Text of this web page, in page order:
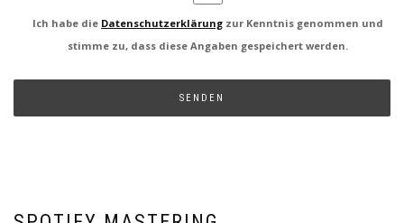
Ich habe die Datenschutzerklärung zur Kenntnis genommen und
stimme zu, dass diese Angaben gespeichert werden.